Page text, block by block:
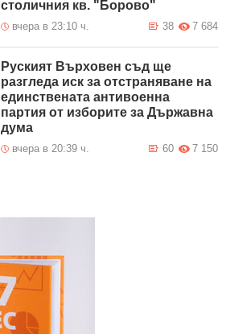
столичния кв. "Борово"
вчера в 23:10 ч. 7 684
38
Руският Върховен съд ще
разгледа иск за отстраняване на
единствената антивоенна
партия от изборите за Държавна
дума
вчера в 20:39 ч. 7 150
60